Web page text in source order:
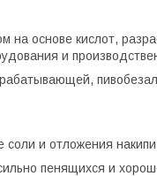
основе кислот,
и
и отложения накипи
пенящихся и